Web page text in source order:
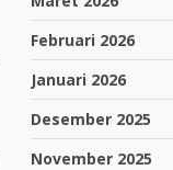
Februari 2026
Januari 2026
Desember 2025
November 2025